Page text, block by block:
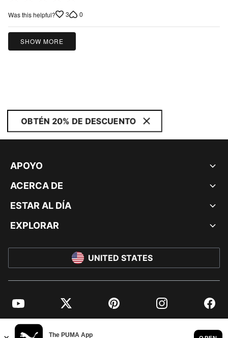
out
of
Was this helpful? 3 0
SHOW MORE
OBTÉN 20% DE DESCUENTO
APOYO
ACERCA DE
ESTAR AL DÍA
EXPLORAR
UNITED STATES
YouTube Twitter Pinterest Instagram
© PUMA NORTH AMERICA, INC.